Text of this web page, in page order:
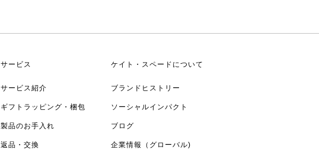
サービス
サービス紹介
ギフトラッピング・梱包
製品のお手入れ
返品・交換
ケイト・スペードについて
ブランドヒストリー
ソーシャルインパクト
ブログ
企業情報（グローバル)